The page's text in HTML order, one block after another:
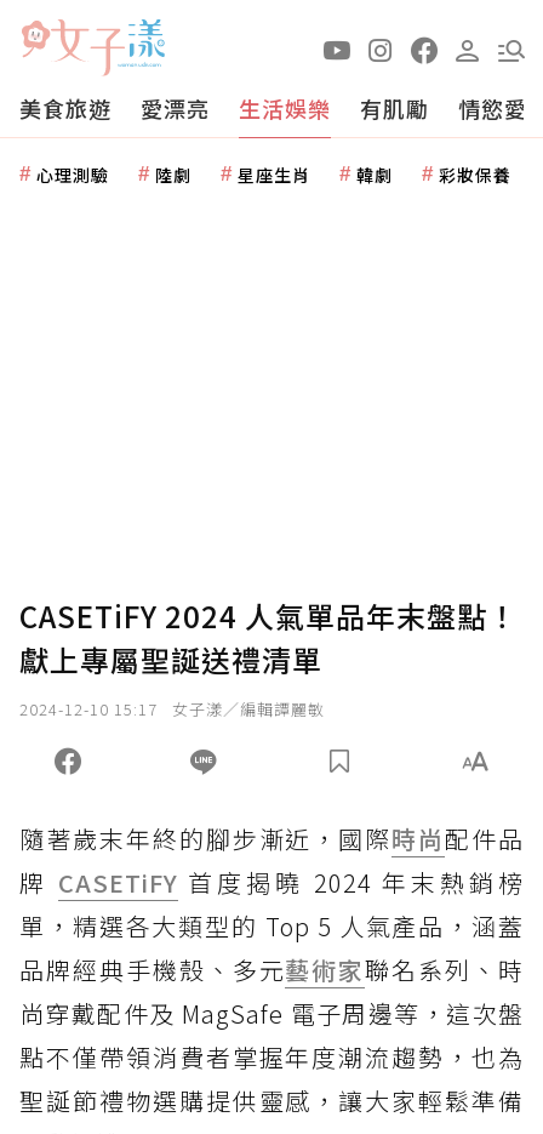
美食旅遊 愛漂亮 生活娛樂 有肌勵 情慾愛
心理測驗 陸劇 星座生肖 韓劇 彩妝保養
CASETiFY 2024 人氣單品年末盤點！
獻上專屬聖誕送禮清單
2024-12-10 15:17 女子漾／編輯譚麗敏
隨著歲末年終的腳步漸近，國際時尚配件品
牌 CASETiFY 首度揭曉 2024 年末熱銷榜
單，精選各大類型的 Top 5 人氣產品，涵蓋
品牌經典手機殼、多元藝術家聯名系列、時
尚穿戴配件及 MagSafe 電子周邊等，這次盤
點不僅帶領消費者掌握年度潮流趨勢，也為
聖誕節禮物選購提供靈感，讓大家輕鬆準備